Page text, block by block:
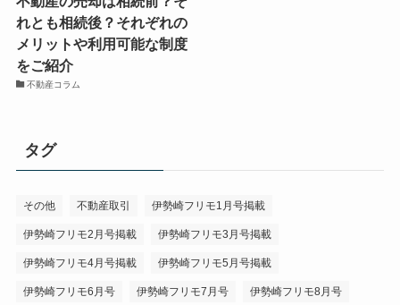
れとも相続後？それぞれの
メリットや利用可能な制度
をご紹介
不動産コラム
タグ
その他 不動産取引 伊勢崎フリモ1月号掲載
伊勢崎フリモ2月号掲載 伊勢崎フリモ3月号掲載
伊勢崎フリモ4月号掲載 伊勢崎フリモ5月号掲載
伊勢崎フリモ6月号 伊勢崎フリモ7月号 伊勢崎フリモ8月号